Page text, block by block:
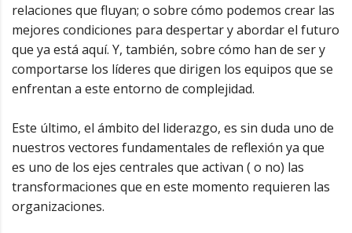
relaciones que fluyan; o sobre cómo podemos crear las
mejores condiciones para despertar y abordar el futuro
que ya está aquí. Y, también, sobre cómo han de ser y
comportarse los líderes que dirigen los equipos que se
enfrentan a este entorno de complejidad.
Este último, el ámbito del liderazgo, es sin duda uno de
nuestros vectores fundamentales de reflexión ya que
es uno de los ejes centrales que activan ( o no) las
transformaciones que en este momento requieren las
organizaciones.